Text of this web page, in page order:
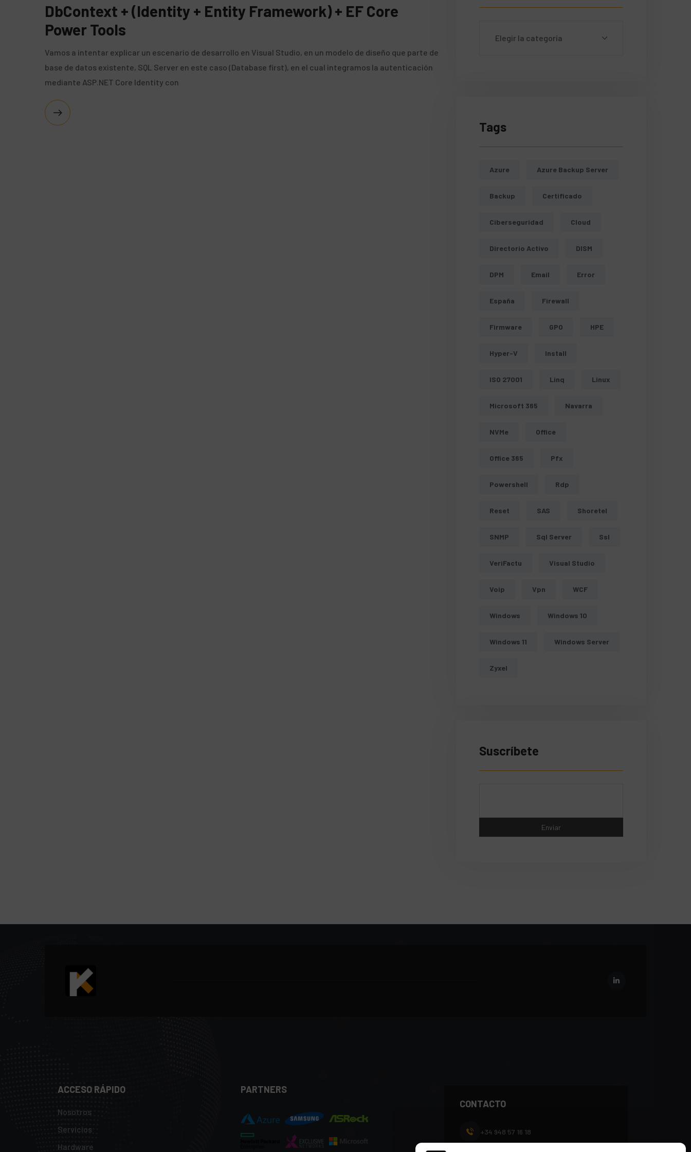
DbContext + (Identity + Entity Framework) + EF Core
Power Tools
Vamos a intentar explicar un escenario de desarrollo en Visual Studio, en un modelo de diseño que parte de
base de datos existente, SQL Server en este caso (Database first), en el cual integramos la autenticación
mediante ASP.NET Core Identity con
Tags
Azure Azure Backup Server
Backup Certificado
Ciberseguridad Cloud
Directorio Activo DISM
DPM Email Error
España Firewall
Firmware GPO HPE
Hyper-V Install
ISO 27001 Linq Linux
Microsoft 365 Navarra
NVMe Office
Office 365 Pfx
Powershell Rdp
Reset SAS Shoretel
SNMP Sql Server Ssl
VeriFactu Visual Studio
Voip Vpn WCF
Windows Windows 10
Windows 11 Windows Server
Zyxel
Suscríbete
ACCESO RÁPIDO
Nosotros
Servicios
Hardware
PARTNERS
CONTACTO
+34 948 57 16 18